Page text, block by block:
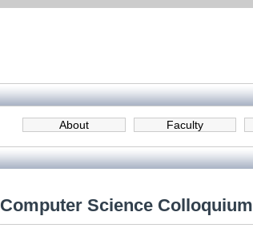
Faculty
About
Computer Science Colloquium